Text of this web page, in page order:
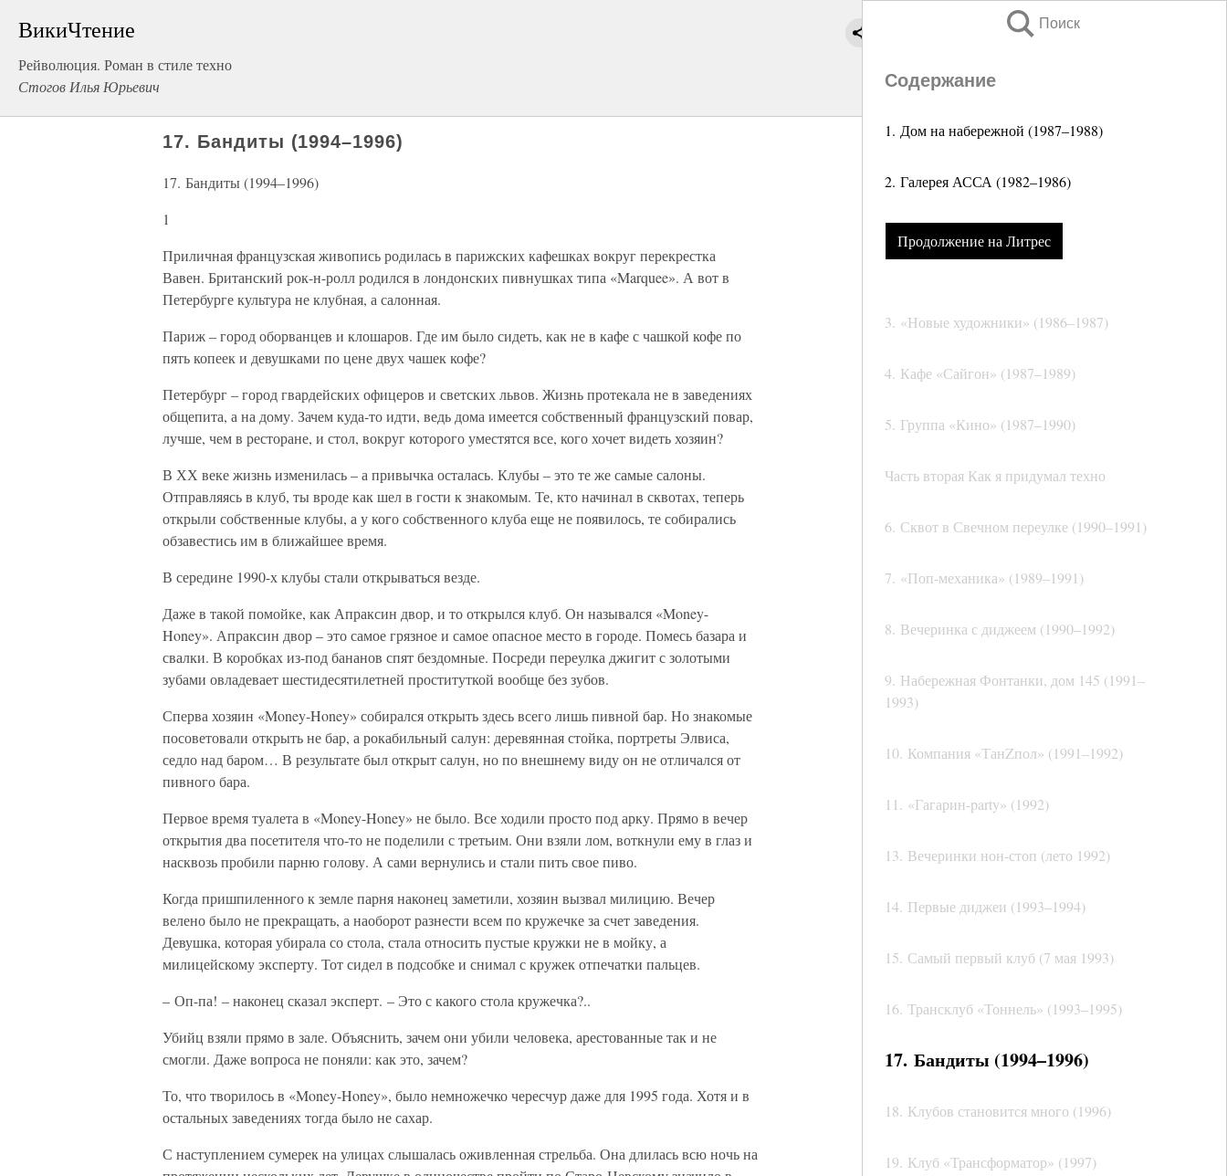
ВикиЧтение
Рейволюция. Роман в стиле техно
Стогов Илья Юрьевич
Поиск
Содержание
1. Дом на набережной (1987–1988)
2. Галерея АССА (1982–1986)
Продолжение на Литрес
3. «Новые художники» (1986–1987)
4. Кафе «Сайгон» (1987–1989)
5. Группа «Кино» (1987–1990)
Часть вторая Как я придумал техно
6. Сквот в Свечном переулке (1990–1991)
7. «Поп-механика» (1989–1991)
8. Вечеринка с диджеем (1990–1992)
9. Набережная Фонтанки, дом 145 (1991–
1993)
10. Компания «ТанZпол» (1991–1992)
11. «Гагарин-party» (1992)
13. Вечеринки нон-стоп (лето 1992)
14. Первые диджеи (1993–1994)
15. Самый первый клуб (7 мая 1993)
16. Трансклуб «Тоннель» (1993–1995)
17. Бандиты (1994–1996)
18. Клубов становится много (1996)
19. Клуб «Трансформатор» (1997)
17. Бандиты (1994–1996)
17. Бандиты (1994–1996)
1
Приличная французская живопись родилась в парижских кафешках вокруг перекрестка
Вавен. Британский рок-н-ролл родился в лондонских пивнушках типа «Marquee». А вот в
Петербурге культура не клубная, а салонная.
Париж – город оборванцев и клошаров. Где им было сидеть, как не в кафе с чашкой кофе по
пять копеек и девушками по цене двух чашек кофе?
Петербург – город гвардейских офицеров и светских львов. Жизнь протекала не в заведениях
общепита, а на дому. Зачем куда-то идти, ведь дома имеется собственный французский повар,
лучше, чем в ресторане, и стол, вокруг которого уместятся все, кого хочет видеть хозяин?
В ХХ веке жизнь изменилась – а привычка осталась. Клубы – это те же самые салоны.
Отправляясь в клуб, ты вроде как шел в гости к знакомым. Те, кто начинал в сквотах, теперь
открыли собственные клубы, а у кого собственного клуба еще не появилось, те собирались
обзавестись им в ближайшее время.
В середине 1990-х клубы стали открываться везде.
Даже в такой помойке, как Апраксин двор, и то открылся клуб. Он назывался «Money-
Honey». Апраксин двор – это самое грязное и самое опасное место в городе. Помесь базара и
свалки. В коробках из-под бананов спят бездомные. Посреди переулка джигит с золотыми
зубами овладевает шестидесятилетней проституткой вообще без зубов.
Сперва хозяин «Money-Honey» собирался открыть здесь всего лишь пивной бар. Но знакомые
посоветовали открыть не бар, а рокабильный салун: деревянная стойка, портреты Элвиса,
седло над баром… В результате был открыт салун, но по внешнему виду он не отличался от
пивного бара.
Первое время туалета в «Money-Honey» не было. Все ходили просто под арку. Прямо в вечер
открытия два посетителя что-то не поделили с третьим. Они взяли лом, воткнули ему в глаз и
насквозь пробили парню голову. А сами вернулись и стали пить свое пиво.
Когда пришпиленного к земле парня наконец заметили, хозяин вызвал милицию. Вечер
велено было не прекращать, а наоборот разнести всем по кружечке за счет заведения.
Девушка, которая убирала со стола, стала относить пустые кружки не в мойку, а
милицейскому эксперту. Тот сидел в подсобке и снимал с кружек отпечатки пальцев.
– Оп-па! – наконец сказал эксперт. – Это с какого стола кружечка?..
Убийц взяли прямо в зале. Объяснить, зачем они убили человека, арестованные так и не
смогли. Даже вопроса не поняли: как это, зачем?
То, что творилось в «Money-Honey», было немножечко чересчур даже для 1995 года. Хотя и в
остальных заведениях тогда было не сахар.
С наступлением сумерек на улицах слышалась оживленная стрельба. Она длилась всю ночь на